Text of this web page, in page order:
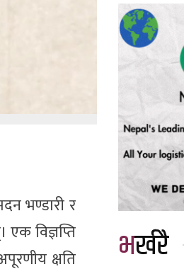
भण्डारी र
विज्ञप्ति
क्षति
भर्खरै